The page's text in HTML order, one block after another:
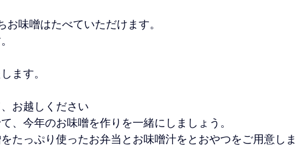
味噌はたべていただけます。
ます。
お越しください
、今年のお味噌を作りを一緒にしましょう。
たっぷり使ったお弁当とお味噌汁をとおやつをご用意しま